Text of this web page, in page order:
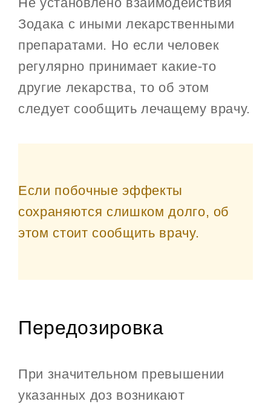
Зодака с иными лекарственными
препаратами. Но если человек
регулярно принимает какие-то
другие лекарства, то об этом
следует сообщить лечащему врачу.
Если побочные эффекты
сохраняются слишком долго, об
этом стоит сообщить врачу.
Передозировка
При значительном превышении
указанных доз возникают